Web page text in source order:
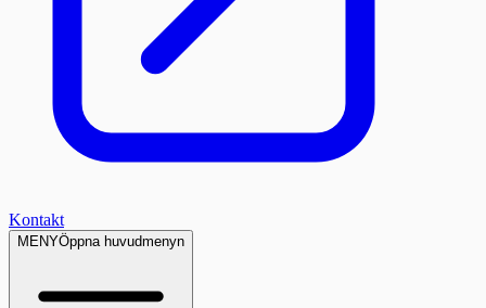
Kontakt
MENYÖppna huvudmenyn